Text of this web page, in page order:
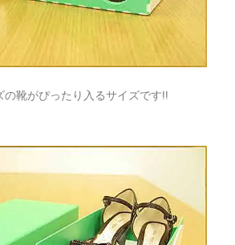
の靴がぴったり入るサイズです!!